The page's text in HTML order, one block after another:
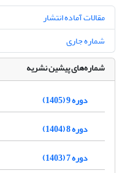
مقالات آماده انتشار
شماره جاری
شماره‌های پیشین نشریه
دوره 9 (1405)
دوره 8 (1404)
دوره 7 (1403)